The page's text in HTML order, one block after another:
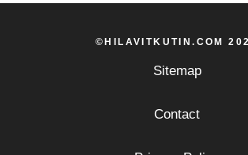
©HILAVITKUTIN.COM
Sitemap
Contact